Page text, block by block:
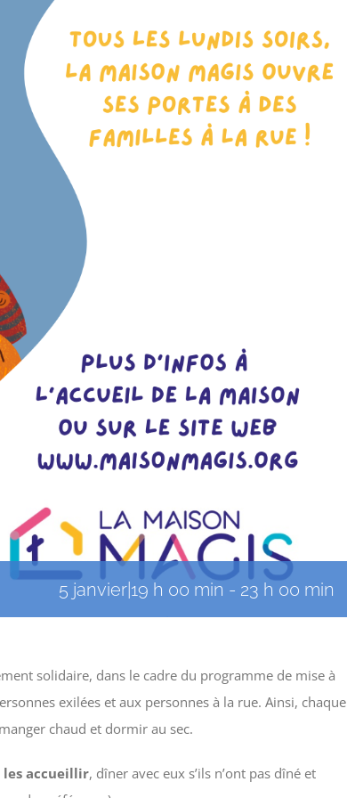
5 janvier|19 h 00 min - 23 h 00 min
solidaire, dans le cadre du programme de mise à
exilées et aux personnes à la rue. Ainsi, chaque
chaud et dormir au sec.
les accueillir, dîner avec eux s’ils n’ont pas dîné et